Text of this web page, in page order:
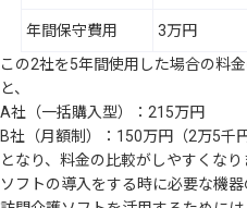
年間保守費用 3万円
この2社を5年間使用した場合の料
と、
A社（一括購入型）：215万円
B社（月額制）：150万円（2万5千
となり、料金の比較がしやすくなり
ソフトの導入をする時に必要な機